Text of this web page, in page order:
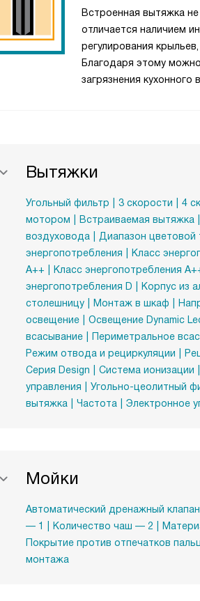
Встроенная вытяжка
отличается наличием
регулирования
Благодаря этому
загрязнения кухонного
Вытяжки
Угольный фильтр 3 скорости 4
мотором
Встраиваемая вытяжка
воздуховода
Диапазон цветовой
энергопотребления
Класс
A++
Класс энергопотребления
энергопотребления D
Корпус из
столешницу
Монтаж в шкаф
освещение
Освещение Dynamic
всасывание
Периметральное
Режим отвода и рециркуляции
Серия Design
Система ионизации
управления
Угольно-цеолитный
вытяжка
Частота Электронное
Мойки
Автоматический дренажный клапан
— 1
Количество чаш — 2
Покрытие против отпечатков
монтажа